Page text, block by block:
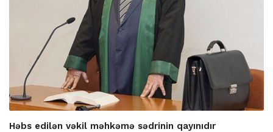
Həbs edilən vəkil məhkəmə sədrinin qayınıdır